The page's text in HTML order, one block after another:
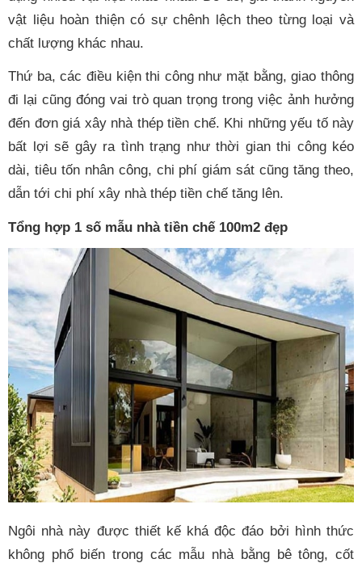
vật liệu hoàn thiện có sự chênh lệch theo từng loại và
chất lượng khác nhau.
Thứ ba, các điều kiện thi công như mặt bằng, giao thông
đi lại cũng đóng vai trò quan trọng trong việc ảnh hưởng
đến đơn giá xây nhà thép tiền chế. Khi những yếu tố này
bất lợi sẽ gây ra tình trạng như thời gian thi công kéo
dài, tiêu tốn nhân công, chi phí giám sát cũng tăng theo,
dẫn tới chi phí xây nhà thép tiền chế tăng lên.
Tổng hợp 1 số mẫu nhà tiền chế 100m2 đẹp
Ngôi nhà này được thiết kế khá độc đáo bởi hình thức
không phổ biến trong các mẫu nhà bằng bê tông, cốt